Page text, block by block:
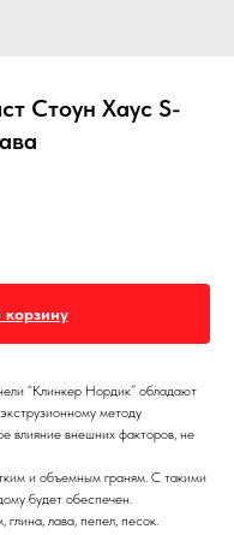
Стоун Хаус S-
корзину
“Клинкер Нордик” обладают
методу
влияние внешних факторов, не
и объемным граням. С такими
будет обеспечен.
лава, пепел, песок.